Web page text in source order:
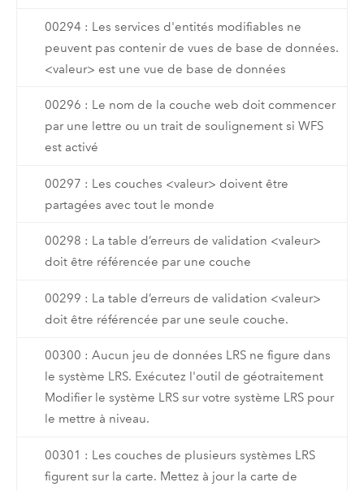
00294 : Les services d'entités modifiables ne
peuvent pas contenir de vues de base de données.
<valeur> est une vue de base de données
00296 : Le nom de la couche web doit commencer
par une lettre ou un trait de soulignement si WFS
est activé
00297 : Les couches <valeur> doivent être
partagées avec tout le monde
00298 : La table d’erreurs de validation <valeur>
doit être référencée par une couche
00299 : La table d’erreurs de validation <valeur>
doit être référencée par une seule couche.
00300 : Aucun jeu de données LRS ne figure dans
le système LRS. Exécutez l'outil de géotraitement
Modifier le système LRS sur votre système LRS pour
le mettre à niveau.
00301 : Les couches de plusieurs systèmes LRS
figurent sur la carte. Mettez à jour la carte de